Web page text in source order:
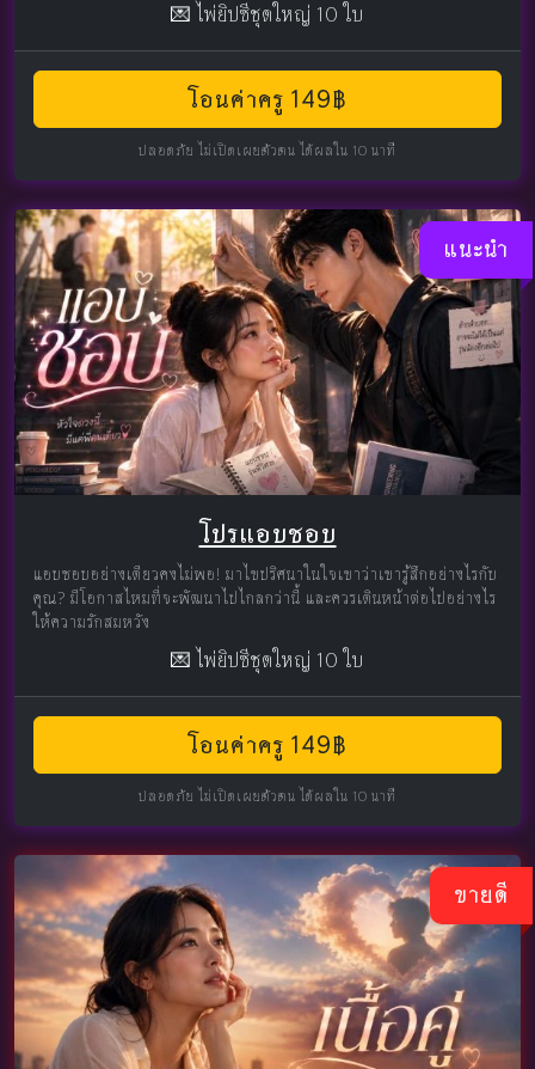
💌 ไพ่ยิปซีชุดใหญ่ 10 ใบ
โอนค่าครู 149฿
ปลอดภัย ไม่เปิดเผยตัวตน ได้ผลใน 10 นาที
แนะนำ
โปรแอบชอบ
แอบชอบอย่างเดียวคงไม่พอ! มาไขปริศนาในใจเขาว่าเขารู้สึกอย่างไรกับ
คุณ? มีโอกาสไหมที่จะพัฒนาไปไกลกว่านี้ และควรเดินหน้าต่อไปอย่างไร
ให้ความรักสมหวัง
💌 ไพ่ยิปซีชุดใหญ่ 10 ใบ
โอนค่าครู 149฿
ปลอดภัย ไม่เปิดเผยตัวตน ได้ผลใน 10 นาที
ขายดี